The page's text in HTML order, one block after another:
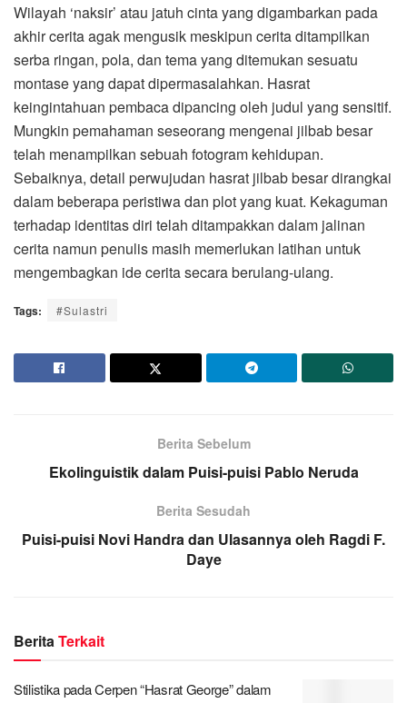
Wilayah ‘naksir’ atau jatuh cinta yang digambarkan pada
akhir cerita agak mengusik meskipun cerita ditampilkan
serba ringan, pola, dan tema yang ditemukan sesuatu
montase yang dapat dipermasalahkan. Hasrat
keingintahuan pembaca dipancing oleh judul yang sensitif.
Mungkin pemahaman seseorang mengenai jilbab besar
telah menampilkan sebuah fotogram kehidupan.
Sebaiknya, detail perwujudan hasrat jilbab besar dirangkai
dalam beberapa peristiwa dan plot yang kuat. Kekaguman
terhadap identitas diri telah ditampakkan dalam jalinan
cerita namun penulis masih memerlukan latihan untuk
mengembagkan ide cerita secara berulang-ulang.
Tags: #Sulastri
Berita Sebelum
Ekolinguistik dalam Puisi-puisi Pablo Neruda
Berita Sesudah
Puisi-puisi Novi Handra dan Ulasannya oleh Ragdi F.
Daye
BeritaTerkait
Stilistika pada Cerpen “Hasrat George” dalam